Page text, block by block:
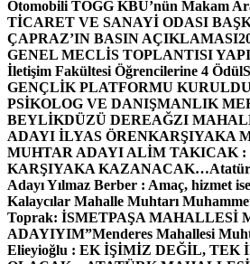
Otomobili TOGG KBÜ’nün Makam
TİCARET VE SANAYİ ODASI
ÇAPRAZ’IN BASIN AÇIKLAMASI
GENEL MECLİS TOPLANTISI
İletişim Fakültesi Öğrencilerine 4 Ödül
GENÇLİK PLATFORMU KURULDU
PSİKOLOG VE DANIŞMANLIK
BEYLİKDÜZÜ DEREAĞZI
ADAYI İLYAS ÖRENKARŞIYAKA
MUHTAR ADAYI ALİM TAKICAK
KARŞIYAKA KAZANACAK…
Adayı Yılmaz Berber : Amaç, hizmet
Kalaycılar Mahalle Muhtarı
Toprak: İSMETPAŞA MAHALLESİ
ADAYIYIM”Menderes Mahallesi
Elieyioğlu : EK İŞİMİZ DEĞİL,